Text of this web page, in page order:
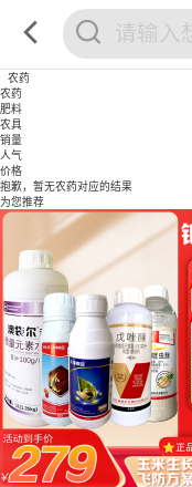
农药
农药
肥料
农具
销量
人气
价格
抱歉，暂无农药对应的结果
为您推荐